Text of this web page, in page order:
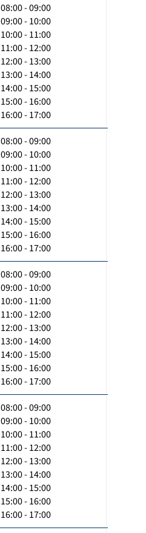
08:00 - 09:00
09:00 - 10:00
10:00 - 11:00
11:00 - 12:00
12:00 - 13:00
13:00 - 14:00
14:00 - 15:00
15:00 - 16:00
16:00 - 17:00
08:00 - 09:00
09:00 - 10:00
10:00 - 11:00
11:00 - 12:00
12:00 - 13:00
13:00 - 14:00
14:00 - 15:00
15:00 - 16:00
16:00 - 17:00
08:00 - 09:00
09:00 - 10:00
10:00 - 11:00
11:00 - 12:00
12:00 - 13:00
13:00 - 14:00
14:00 - 15:00
15:00 - 16:00
16:00 - 17:00
08:00 - 09:00
09:00 - 10:00
10:00 - 11:00
11:00 - 12:00
12:00 - 13:00
13:00 - 14:00
14:00 - 15:00
15:00 - 16:00
16:00 - 17:00